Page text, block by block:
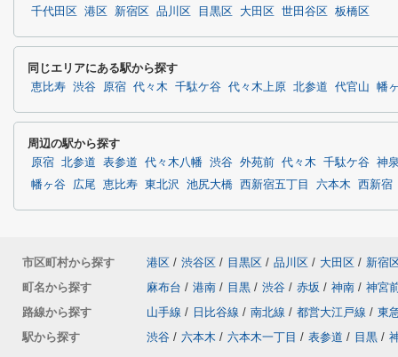
千代田区 港区 新宿区 品川区 目黒区 大田区 世田谷区 板橋区
同じエリアにある駅から探す
恵比寿 渋谷 原宿 代々木 千駄ケ谷 代々木上原 北参道 代官山 幡
周辺の駅から探す
原宿 北参道 表参道 代々木八幡 渋谷 外苑前 代々木 千駄ケ谷 神
幡ヶ谷
広尾 恵比寿 東北沢 池尻大橋 西新宿五丁目 六本木 西新宿
市区町村から探す 港区 / 渋谷区 / 目黒区 / 品川区 / 大田区 / 新宿
町名から探す
麻布台 / 港南 / 目黒 / 渋谷 / 赤坂 / 神南 / 神宮
路線から探す
山手線 / 日比谷線 / 南北線 / 都営大江戸線 / 東
駅から探す
渋谷 / 六本木 / 六本木一丁目 / 表参道 / 目黒 /